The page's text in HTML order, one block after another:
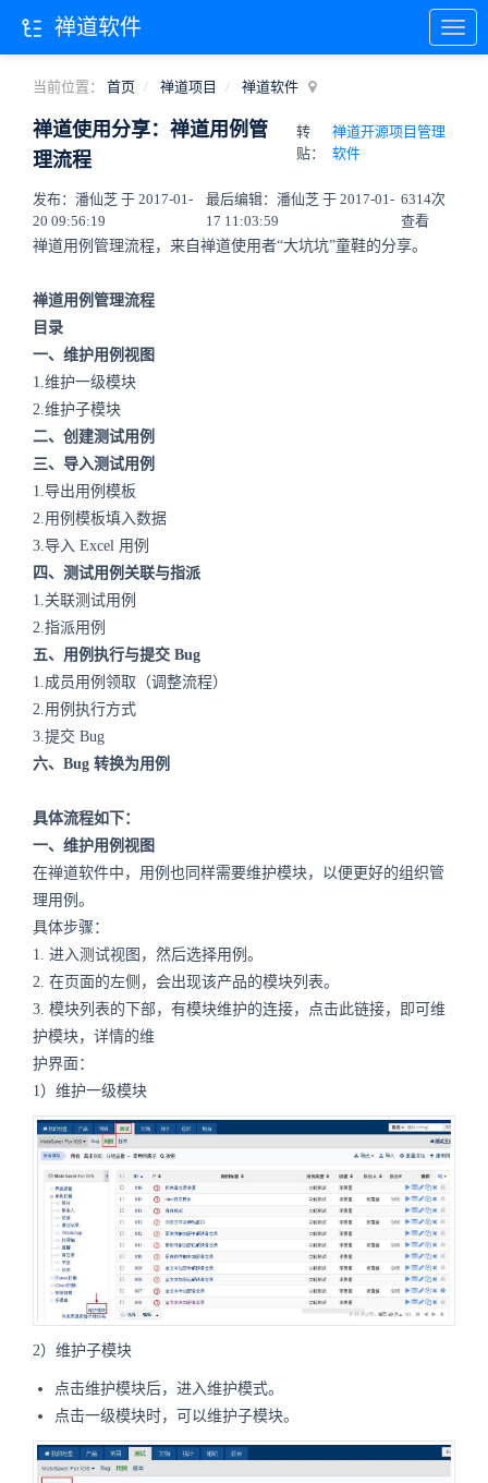
当前位置： 首页 禅道项目 禅道软件
禅道使用分享：禅道用例管
理流程
转
贴：
禅道开源项目管理
软件
发布：潘仙芝 于 2017-01-
20 09:56:19
最后编辑：潘仙芝 于 2017-01-
17 11:03:59
6314次
查看
禅道用例管理流程，来自禅道使用者“大坑坑”童鞋的分享。
禅道用例管理流程
目录
一、维护用例视图
1.维护一级模块
2.维护子模块
二、创建测试用例
三、导入测试用例
1.导出用例模板
2.用例模板填入数据
3.导入 Excel 用例
四、测试用例关联与指派
1.关联测试用例
2.指派用例
五、用例执行与提交 Bug
1.成员用例领取（调整流程）
2.用例执行方式
3.提交 Bug
六、Bug 转换为用例
具体流程如下：
一、维护用例视图
在禅道软件中，用例也同样需要维护模块，以便更好的组织管
理用例。
具体步骤：
1. 进入测试视图，然后选择用例。
2. 在页面的左侧，会出现该产品的模块列表。
3. 模块列表的下部，有模块维护的连接，点击此链接，即可维
护模块，详情的维
护界面：
1）维护一级模块
2）维护子模块
点击维护模块后，进入维护模式。
点击一级模块时，可以维护子模块。
禅道软件